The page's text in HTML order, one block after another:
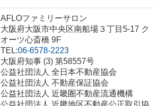
AFLOファミリーサロン
大阪府大阪市中央区南船場３丁目5-17 ク
オーツ心斎橋 9F
TEL:06-6578-2223
大阪府知事 (3) 第58557号
公益社団法人 全日本不動産協会
公益社団法人 不動産保証協会
公益社団法人 近畿圏不動産流通機構
公益社団法人 近畿地区不動産公正取引協